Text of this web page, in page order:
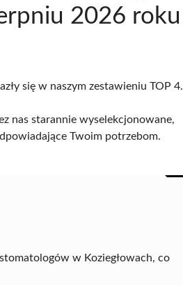
2026 roku
się w naszym zestawieniu TOP 4.
nas starannie wyselekcjonowane,
Twoim potrzebom.
w Koziegłowach, co